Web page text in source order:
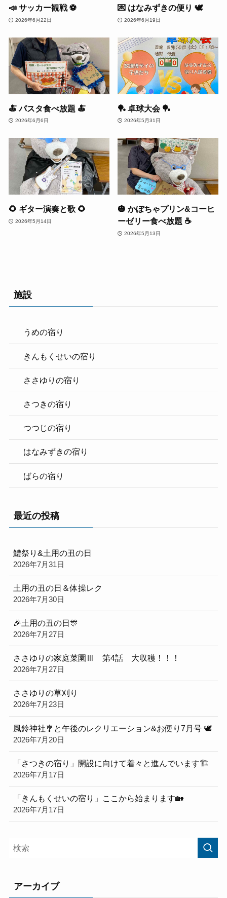
📣 サッカー観戦 ⚽️
2026年6月22日
💌 はなみずきの便り 🕊️
2026年6月19日
🍝 パスタ食べ放題 🍝
2026年6月6日
🏓 卓球大会 🏓
2026年5月31日
🌻 ギター演奏と歌 🌻
2026年5月14日
🎃 かぼちゃプリン&コーヒ
ーゼリー食べ放題 ☕️
2026年5月13日
施設
うめの宿り
きんもくせいの宿り
ささゆりの宿り
さつきの宿り
つつじの宿り
はなみずきの宿り
ばらの宿り
最近の投稿
鱧祭り&土用の丑の日
2026年7月31日
土用の丑の日＆体操レク
2026年7月30日
🎉土用の丑の日🎊
2026年7月27日
ささゆりの家庭菜園Ⅲ 第4話 大収穫！！！
2026年7月27日
ささゆりの草刈り
2026年7月23日
風鈴神社🎐と午後のレクリエーション&お便り7月号 🕊
2026年7月20日
「さつきの宿り」開設に向けて着々と進んでいます🏗️
2026年7月17日
「きんもくせいの宿り」ここから始まります🏡
2026年7月17日
アーカイブ